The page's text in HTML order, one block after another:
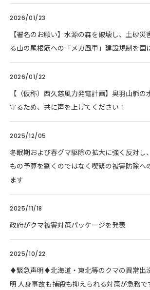
2026/01/23
【署名のお願い】水源の森を破壊し、土砂災
る山の尾根筋への「メガ風車」建設規制を国
2026/01/22
【（仮称）西久慈風力発電計画】奥羽山脈
守るため、共に声を上げてください！
2025/12/05
冬眠期および春グマ駆除の拡大に強く反対し
もの予算を割くのではなく喫緊の被害防除へ
ます
2025/11/18
政府がクマ被害対策パッケージを発表
2025/10/22
♦️緊急声明♦️北海道・東北等のクマの異常出
明 人身事故も捕殺も抑えられる対策が急務で